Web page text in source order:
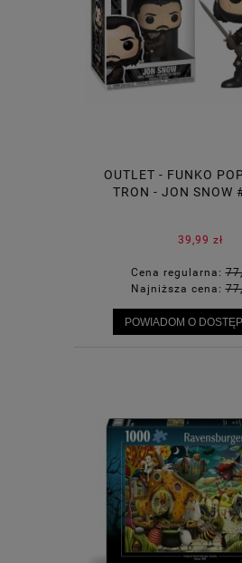
OUTLET - FUNKO
TRON - JON SNOW
39,99 zł
Cena regularna:
Najniższa cena:
POWIADOM O